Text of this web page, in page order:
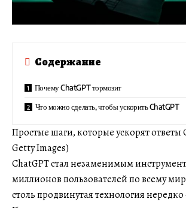
Содержание
Почему ChatGPT тормозит
Что можно сделать, чтобы ускорить ChatGPT
Простые шаги, которые ускорят ответы
Getty Images)
ChatGPT стал незаменимым
миллионов пользователей по всему
столь продвинутая технология нередко